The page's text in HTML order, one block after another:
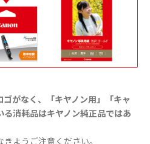
がなく、「キヤノン用」「キャ
る消耗品はキヤノン純正品ではあ
ようご注意ください。